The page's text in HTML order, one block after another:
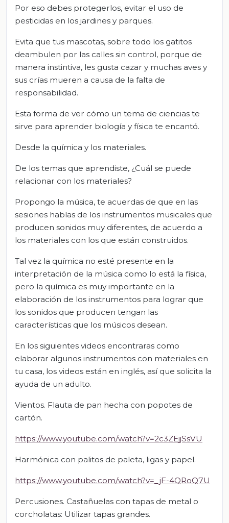
Por eso debes protegerlos, evitar el uso de
pesticidas en los jardines y parques.
Evita que tus mascotas, sobre todo los gatitos
deambulen por las calles sin control, porque de
manera instintiva, les gusta cazar y muchas aves y
sus crías mueren a causa de la falta de
responsabilidad.
Esta forma de ver cómo un tema de ciencias te
sirve para aprender biología y física te encantó.
Desde la química y los materiales.
De los temas que aprendiste, ¿Cuál se puede
relacionar con los materiales?
Propongo la música, te acuerdas de que en las
sesiones hablas de los instrumentos musicales que
producen sonidos muy diferentes, de acuerdo a
los materiales con los que están construidos.
Tal vez la química no esté presente en la
interpretación de la música como lo está la física,
pero la química es muy importante en la
elaboración de los instrumentos para lograr que
los sonidos que producen tengan las
características que los músicos desean.
En los siguientes videos encontraras como
elaborar algunos instrumentos con materiales en
tu casa, los videos están en inglés, así que solicita la
ayuda de un adulto.
Vientos. Flauta de pan hecha con popotes de
cartón.
https://www.youtube.com/watch?v=2c3ZEjjSsVU
Harmónica con palitos de paleta, ligas y papel.
https://www.youtube.com/watch?v=_jF-4QRoQ7U
Percusiones. Castañuelas con tapas de metal o
corcholatas: Utilizar tapas grandes.